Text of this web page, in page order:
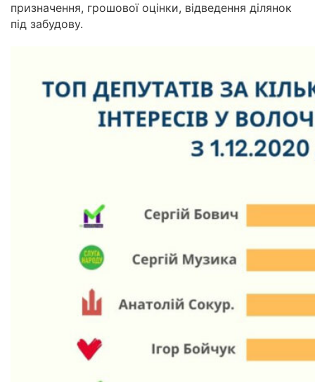
призначення, грошової оцінки, відведення ділянок
під забудову.